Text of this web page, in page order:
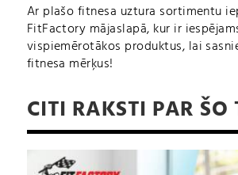
Ar plašo fitnesa uztura sortimentu
FitFactory mājaslapā, kur ir
vispiemērotākos produktus, lai
fitnesa mērķus!
CITI RAKSTI PAR ŠO